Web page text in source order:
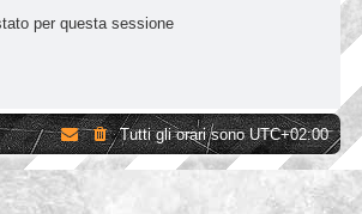
per questa sessione
Tutti gli orari sonoUTC+02:00